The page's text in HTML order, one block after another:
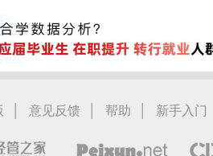
| 意见反馈 | 帮助 | 新手入门